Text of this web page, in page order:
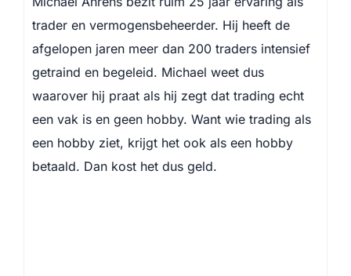
trader en vermogensbeheerder. Hij heeft de
afgelopen jaren meer dan 200 traders intensief
getraind en begeleid. Michael weet dus
waarover hij praat als hij zegt dat trading echt
een vak is en geen hobby. Want wie trading als
een hobby ziet, krijgt het ook als een hobby
betaald. Dan kost het dus geld.